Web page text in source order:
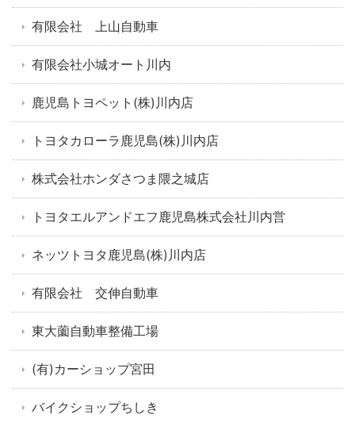
有限会社 上山自動車
有限会社小城オート川内
鹿児島トヨペット(株)川内店
トヨタカローラ鹿児島(株)川内店
株式会社ホンダさつま隈之城店
トヨタエルアンドエフ鹿児島株式会社川内営
ネッツトヨタ鹿児島(株)川内店
有限会社 交伸自動車
東大薗自動車整備工場
(有)カーショップ宮田
バイクショップちしき